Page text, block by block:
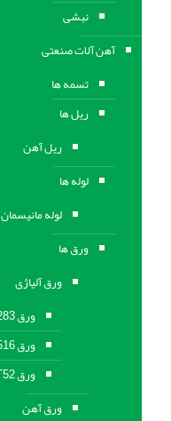
نبشی
آهن آلات صنعتی
تسمه ها
ریل ها
ریل آهن
لوله ها
لوله مانیسمان
ورق ها
ورق آلیاژی
ورق A283
ورق A516
ورق ST52
ورق آهن